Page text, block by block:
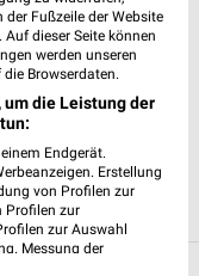
Geschlossen
Fußzeile der Website
Auf dieser Seite können
werden unseren
Browserdaten.
um die Leistung der
Endgerät.
Erstellung
von Profilen zur
Profilen zur
zur Auswahl
Messung der